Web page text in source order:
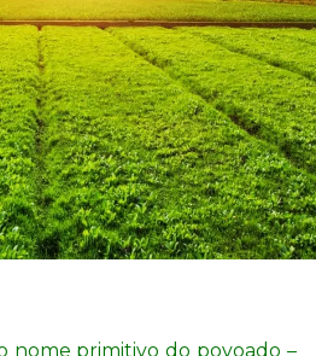
nome primitivo do povoado –